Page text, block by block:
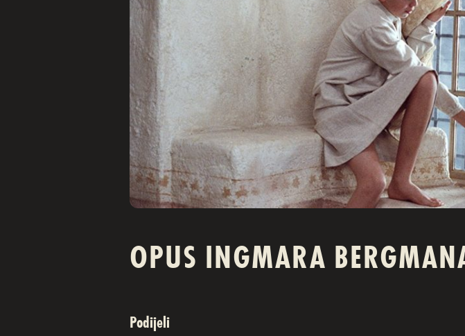
OPUS INGMARA
Podijeli